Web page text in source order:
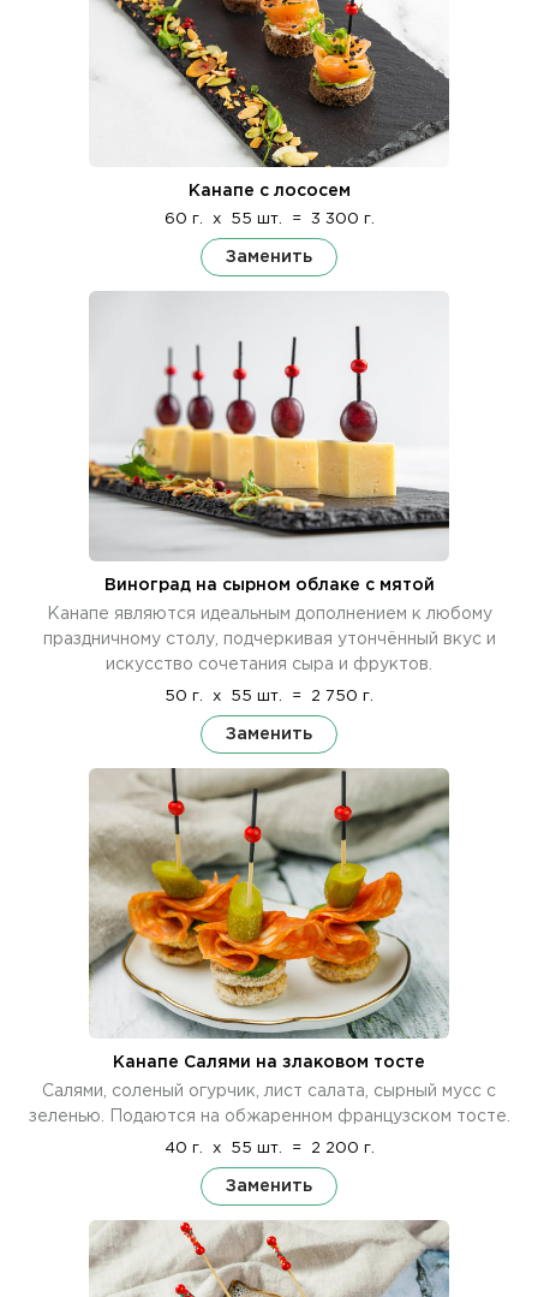
Канапе с лососем
60 г. x 55 шт. = 3 300 г.
Заменить
Виноград на сырном облаке с мятой
Канапе являются идеальным дополнением к любому
праздничному столу, подчеркивая утончённый вкус и
искусство сочетания сыра и фруктов.
50 г. x 55 шт. = 2 750 г.
Заменить
Канапе Салями на злаковом тосте
Салями, соленый огурчик, лист салата, сырный мусс с
зеленью. Подаются на обжаренном французском тосте.
40 г. x 55 шт. = 2 200 г.
Заменить